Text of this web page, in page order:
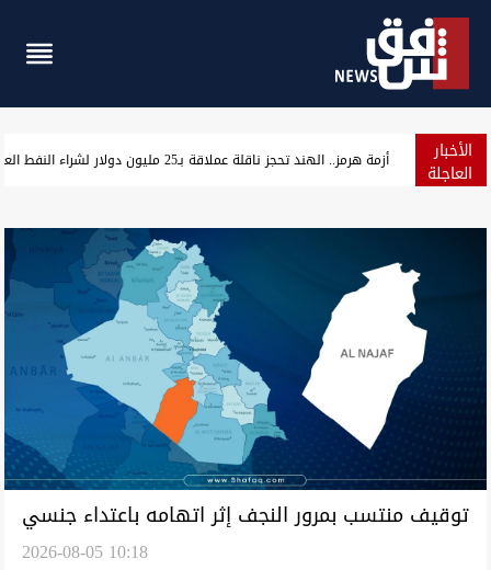
الأخبار
العاجلة مسؤول سوري: التعاون النفطي مع العراق يخفف أزمة الطاقة ويمهد
توقيف منتسب بمرور النجف إثر اتهامه باعتداء جنسي
2026-08-05 10:18